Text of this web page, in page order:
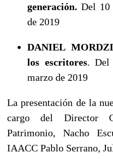
generación. Del 10
de 2019
DANIEL
los escritores. Del
marzo de 2019
La presentación de la
cargo del Director
Patrimonio, Nacho
IAACC Pablo Serrano,